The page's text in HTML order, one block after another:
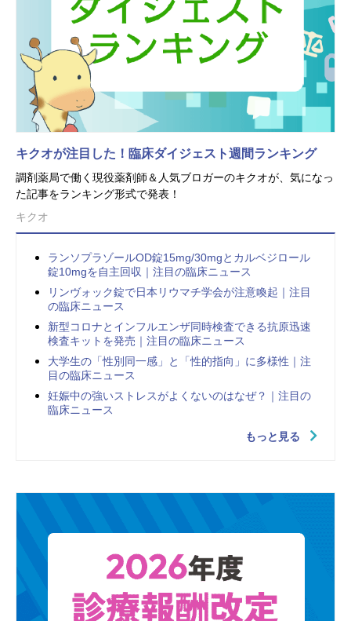
キクオが注目した！臨床ダイジェスト週間ランキング
調剤薬局で働く現役薬剤師＆人気ブロガーのキクオが、気になっ
た記事をランキング形式で発表！
キクオ
ランソプラゾールOD錠15mg/30mgとカルベジロール
錠10mgを自主回収｜注目の臨床ニュース
リンヴォック錠で日本リウマチ学会が注意喚起｜注目
の臨床ニュース
新型コロナとインフルエンザ同時検査できる抗原迅速
検査キットを発売｜注目の臨床ニュース
大学生の「性別同一感」と「性的指向」に多様性｜注
目の臨床ニュース
妊娠中の強いストレスがよくないのはなぜ？｜注目の
臨床ニュース
もっと見る